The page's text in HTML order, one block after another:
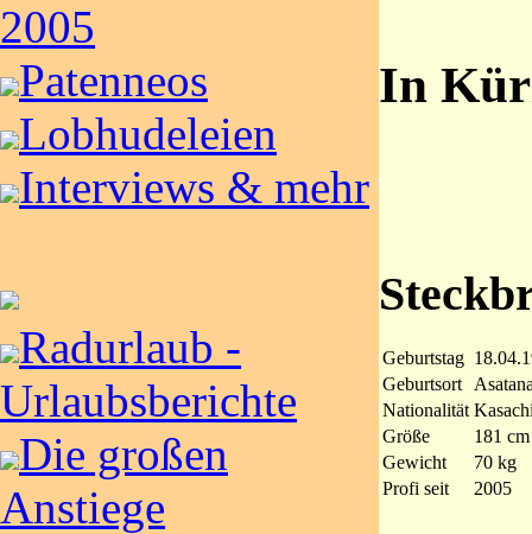
2005
Patenneos
Lobhudeleien
Interviews & mehr
Radurlaub -
Urlaubsberichte
Die großen
Anstiege
In
Geburtstag
Geburtsort
Nationalität
Größe
181 cm
Gewicht
70 kg
Profi seit
2005